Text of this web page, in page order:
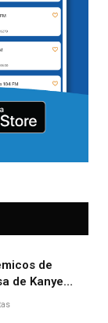
de
de Kanye
no Grammy